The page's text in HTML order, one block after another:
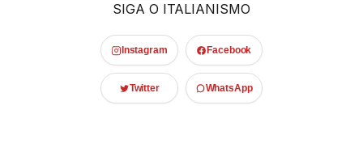
SIGA O ITALIANISMO
Instagram Facebook
Twitter WhatsApp